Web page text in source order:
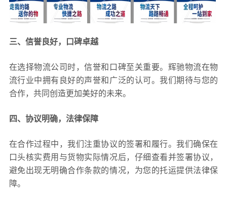
三、信誉良好，口碑卓越
在选择物流公司时，信誉和口碑至关重要。辉驰物流在物
流行业中拥有良好的声誉和广泛的认可。我们期待与您的
合作，共同创造更加美好的未来。
四、协议明确，法律保障
在合作过程中，我们注重协议的签署和履行。我们确保在
口头核实费用与货物实际情况后，仔细查看并签署协议，
避免出现无明确合作条款的情况，为您的托运提供法律保
障。